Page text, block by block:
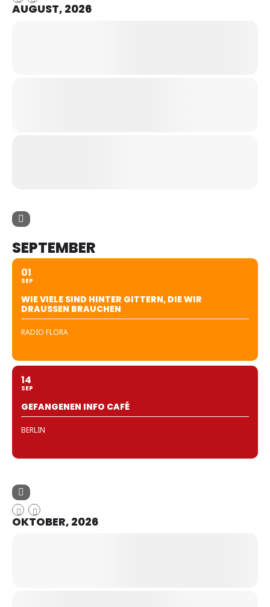
AUGUST, 2026
SEPTEMBER
01
SEP
WIE VIELE SIND HINTER GITTERN, DIE WIR
DRAUSSEN BRAUCHEN
RADIO FLORA
14
SEP
GEFANGENEN INFO CAFÉ
BERLIN
OKTOBER, 2026